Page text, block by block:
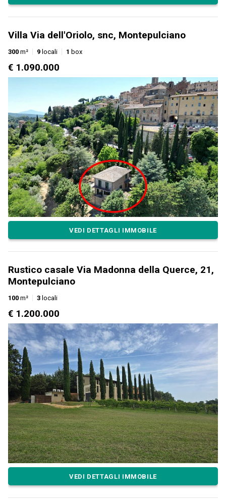
Villa Via dell'Oriolo, snc, Montepulciano
300 m² 9 locali 1 box
€ 1.090.000
VEDI DETTAGLI IMMOBILE
Rustico casale Via Madonna della Querce, 21,
Montepulciano
100 m² 3 locali
€ 1.200.000
VEDI DETTAGLI IMMOBILE